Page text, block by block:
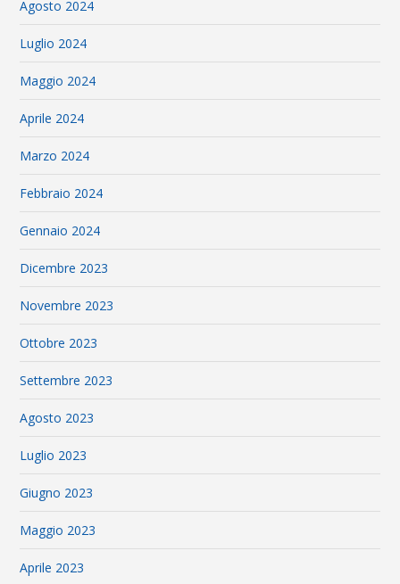
Agosto 2024
Luglio 2024
Maggio 2024
Aprile 2024
Marzo 2024
Febbraio 2024
Gennaio 2024
Dicembre 2023
Novembre 2023
Ottobre 2023
Settembre 2023
Agosto 2023
Luglio 2023
Giugno 2023
Maggio 2023
Aprile 2023